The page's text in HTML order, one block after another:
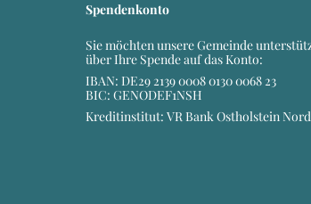
Spendenkonto
Sie möchten unsere Gemeinde
über Ihre Spende auf das Konto:
IBAN: DE29 2139 0008 0130 0068 23
BIC: GENODEF1NSH
Kreditinstitut: VR Bank Ostholstein